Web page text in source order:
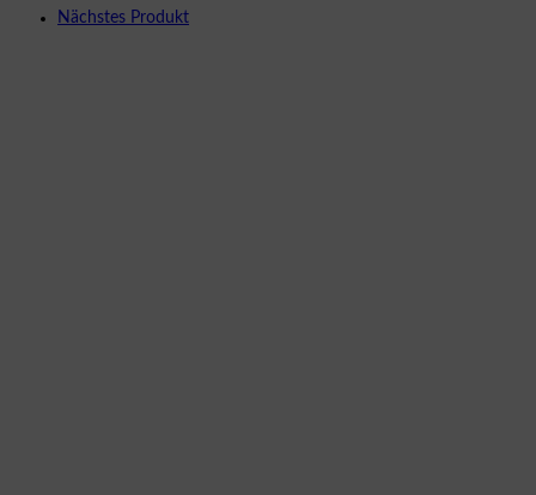
Nächstes Produkt